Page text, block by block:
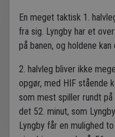
En meget taktisk 1.
fra sig. Lyngby har et
på banen, og holdene
2. halvleg bliver ikke
opgør, med HIF stående
som mest spiller rundt
det 52. minut, som
Lyngby får en mulighed